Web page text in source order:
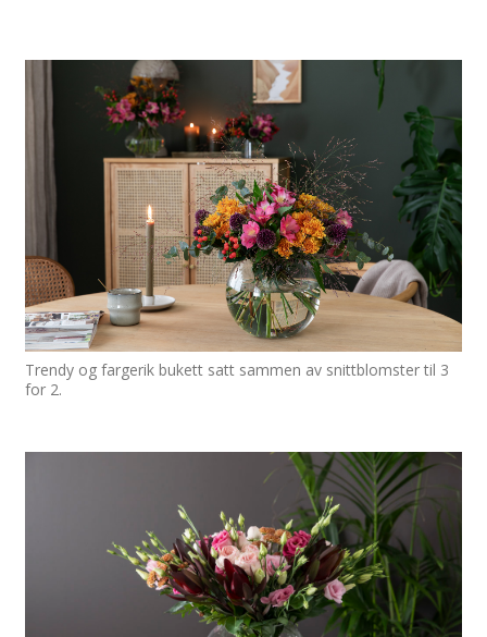
Trendy og fargerik bukett satt sammen av snittblomster til 3
for 2.